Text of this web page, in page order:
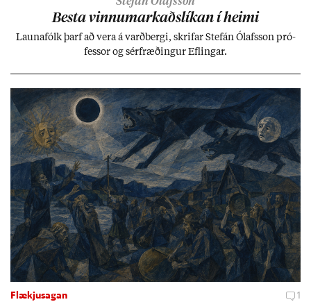
Besta vinnu­mark­aðs­lík­an í heimi
Launa­fólk þarf að vera á varð­bergi, skrif­ar Stefán Ólafs­son pró­
fess­or og sér­fræð­ing­ur Efl­ing­ar.
Flækjusagan 1